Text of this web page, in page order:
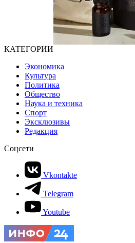
КАТЕГОРИИ
Экономика
Культура
Политика
Общество
Наука и техника
Спорт
Эксклюзивы
Редакция
Соцсети
Vkontakte
Telegram
Youtube